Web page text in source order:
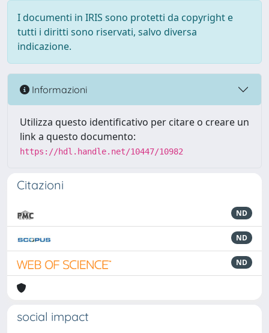
I documenti in IRIS sono protetti da copyright e
tutti i diritti sono riservati, salvo diversa
indicazione.
Informazioni
Utilizza questo identificativo per citare o creare un
link a questo documento:
https://hdl.handle.net/10447/10982
Citazioni
ND
ND
ND
social impact